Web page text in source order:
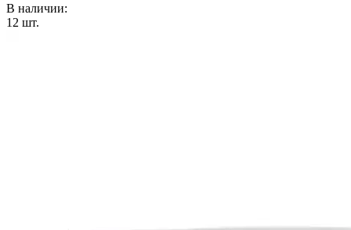
В наличии:
12 шт.